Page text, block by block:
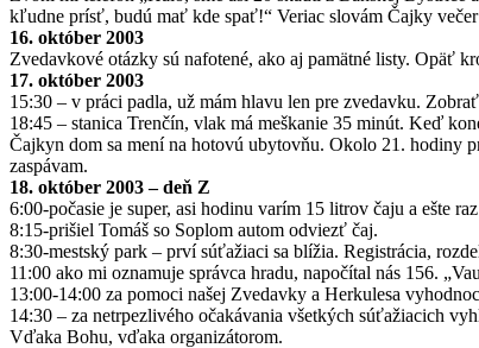
kľudne prísť, budú mať kde spať!“ Veriac slovám Čajky večer
16. október 2003
Zvedavkové otázky sú nafotené, ako aj pamätné listy. Opäť
17. október 2003
15:30 – v práci padla, už mám hlavu len pre zvedavku.
18:45 – stanica Trenčín, vlak má meškanie 35 minút. Keď
Čajkyn dom sa mení na hotovú ubytovňu. Okolo 21. hodiny
zaspávam.
18. október 2003 – deň Z
6:00-počasie je super, asi hodinu varím 15 litrov čaju a ešte
8:15-prišiel Tomáš so Soplom autom odviezť čaj.
8:30-mestský park – prví súťažiaci sa blížia. Registrácia,
11:00 ako mi oznamuje správca hradu, napočítal nás 156.
13:00-14:00 za pomoci našej Zvedavky a Herkulesa
14:30 – za netrpezlivého očakávania všetkých súťažiacich
Vďaka Bohu, vďaka organizátorom.